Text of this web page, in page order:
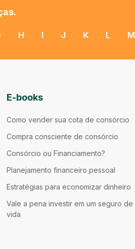
H I J K L M
E-books
Como vender sua cota de consórcio
Compra consciente de consórcio
Consórcio ou Financiamento?
Planejamento financeiro pessoal
Estratégias para economizar dinheiro
Vale a pena investir em um seguro de
vida